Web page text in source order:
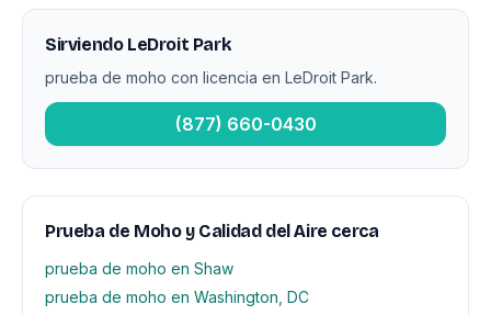
Sirviendo LeDroit Park
prueba de moho con licencia en LeDroit Park.
(877) 660-0430
Prueba de Moho y Calidad del Aire cerca
prueba de moho en Shaw
prueba de moho en Washington, DC